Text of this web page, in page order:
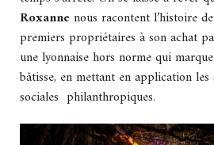
Roxanne nous racontent l’histoire
premiers propriétaires à son achat
une lyonnaise hors norme qui
bâtisse, en mettant en application
sociales philanthropiques.